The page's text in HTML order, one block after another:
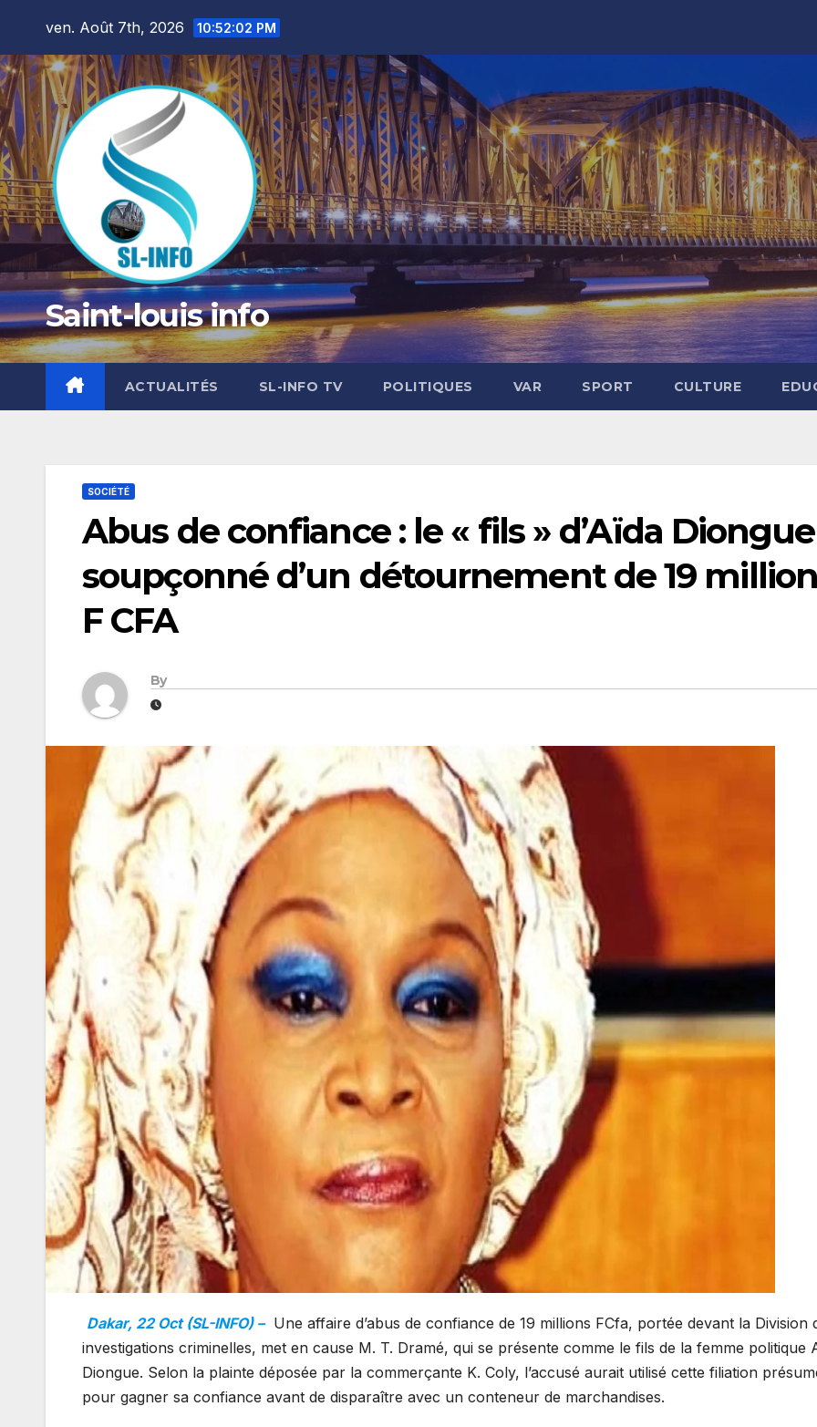
content
ven. Août 7th, 2026 10:52:04 PM
Saint-louis info
ACTUALITÉS SL-INFO TV POLITIQUES VAR SPORT CULTURE
SOCIÉTÉ
Abus de confiance : le « fils » d’Aïda Diongue
soupçonné d’un détournement de 19
F CFA
By
Dakar, 22 Oct (SL-INFO) – Une affaire d’abus de confiance de 19 millions FCfa, portée devant la Division
investigations criminelles, met en cause M. T. Dramé, qui se présente comme le fils de la femme politique
Diongue. Selon la plainte déposée par la commerçante K. Coly, l’accusé aurait utilisé cette filiation
pour gagner sa confiance avant de disparaître avec un conteneur de marchandises.